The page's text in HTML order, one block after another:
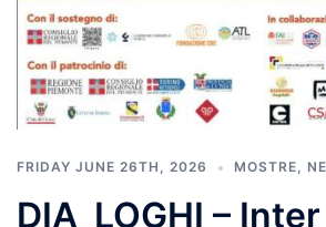
FRIDAY JUNE 26TH, 2026 MOSTRE,
DIA_LOGHI –